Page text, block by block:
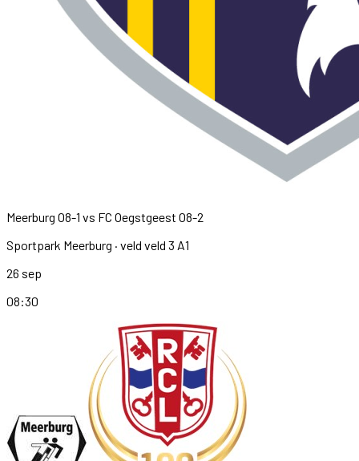
Meerburg O8-1 vs FC Oegstgeest O8-2
Sportpark Meerburg · veld veld 3 A1
26 sep
08:30